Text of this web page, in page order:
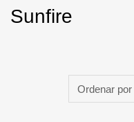
Sunfire